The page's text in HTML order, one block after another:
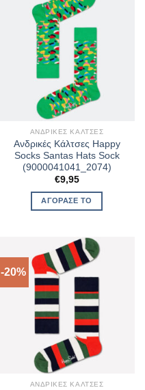
ΑΝΔΡΙΚΈΣ ΚΆΛΤΣΕΣ
Ανδρικές Κάλτσες Happy
Socks Santas Hats Sock
(9000041041_2074)
€9,95
ΑΓΌΡΑΣΈ ΤΟ
-20%
ΑΝΔΡΙΚΈΣ ΚΆΛΤΣΕΣ